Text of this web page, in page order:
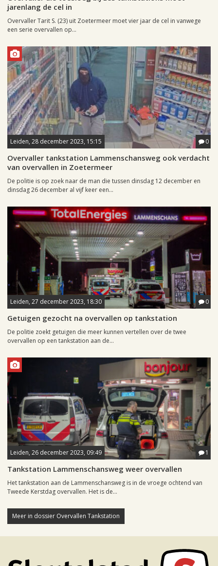
jarenlang de cel in
Overvaller Tarit S. (23) uit Zoetermeer moet vier jaar de cel in vanwege
een serie overvallen op...
Leiden, 28 december 2023, 15:15 0
Overvaller tankstation Lammenschansweg ook verdacht
van overvallen in Zoetermeer
De politie is op zoek naar de man die tussen dinsdag 12 december en
dinsdag 26 december al vijf keer een...
Leiden, 27 december 2023, 18:30 0
Getuigen gezocht na overvallen op tankstation
De politie zoekt getuigen die meer kunnen vertellen over de twee
overvallen op een tankstation aan de...
Leiden, 26 december 2023, 09:49 1
Tankstation Lammenschansweg weer overvallen
Het tankstation aan de Lammenschansweg is in de vroege ochtend van
Tweede Kerstdag overvallen. Het is de...
Meer in dossier Overvallen Tankstation